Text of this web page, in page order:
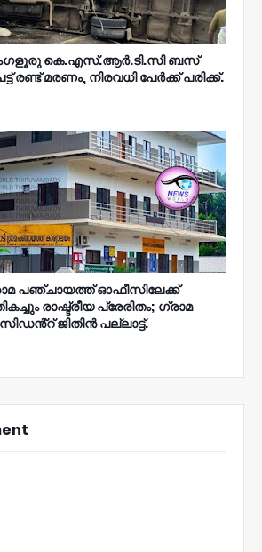
കെ.എസ്.ആർ.ടി.സി ബസ്
രണ്ട് മരണം, നിരവധി പേർക്ക് പരിക്ക്.
പഞ്ചായത്ത് ഓഫീസിലേക്ക്
രാഷ്ട്രീയ പ്രേരിതം; ഗ്രാമ
ജിതിൻ പല്ലാട്ട്.